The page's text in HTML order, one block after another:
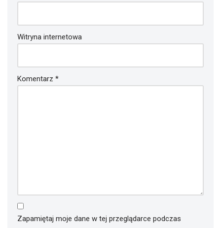
Witryna internetowa
Komentarz *
Zapamiętaj moje dane w tej przeglądarce podczas